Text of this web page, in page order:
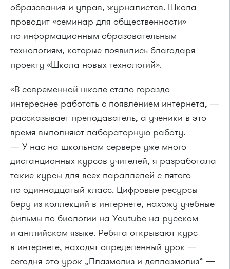
образования и управ, журналистов. Школа
проводит «семинар для общественности»
по информационным образовательным
технологиям, которые появились благодаря
проекту «Школа новых технологий».
«В современной школе стало гораздо
интереснее работать с появлением интернета, —
рассказывает преподаватель, а ученики в это
время выполняют лабораторную работу.
— У нас на школьном сервере уже много
дистанционных курсов учителей, я разработала
такие курсы для всех параллелей с пятого
по одиннадцатый класс. Цифровые ресурсы
беру из коллекций в интернете, нахожу учебные
фильмы по биологии на Youtube на русском
и английском языке. Ребята открывают курс
в интернете, находят определенный урок —
сегодня это урок „Плазмолиз и деплазмолиз“ —